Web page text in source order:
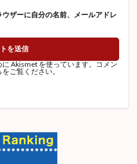
ザーに自分の名前、メールアドレ
Akismet を使っています。 コメン
をご覧ください。